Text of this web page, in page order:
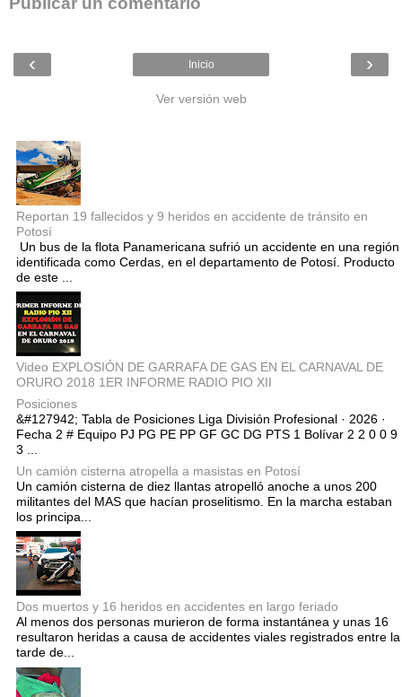
‹ ›
Inicio
Ver versión web
Reportan 19 fallecidos y 9 heridos en accidente de tránsito en
Potosí
Un bus de la flota Panamericana sufrió un accidente en una región
identificada como Cerdas, en el departamento de Potosí. Producto
de este ...
Video EXPLOSIÓN DE GARRAFA DE GAS EN EL CARNAVAL DE
ORURO 2018 1ER INFORME RADIO PIO XII
Posiciones
&#127942; Tabla de Posiciones Liga División Profesional · 2026 ·
Fecha 2 # Equipo PJ PG PE PP GF GC DG PTS 1 Bolívar 2 2 0 0 9
3 ...
Un camión cisterna atropella a masistas en Potosí
Un camión cisterna de diez llantas atropelló anoche a unos 200
militantes del MAS que hacían proselitismo. En la marcha estaban
los principa...
Dos muertos y 16 heridos en accidentes en largo feriado
Al menos dos personas murieron de forma instantánea y unas 16
resultaron heridas a causa de accidentes viales registrados entre la
tarde de...